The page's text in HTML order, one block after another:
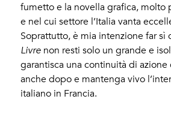
fumetto e la novella grafica, molto
e nel cui settore l’Italia vanta
Soprattutto, è mia intenzione far sì
Livre non resti solo un grande e
garantisca una continuità di azione
anche dopo e mantenga vivo
italiano in Francia.